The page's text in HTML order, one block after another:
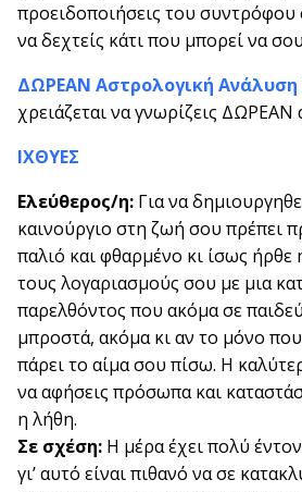
προειδοποιήσεις του συντρόφου
να δεχτείς κάτι που μπορεί να
ΔΩΡΕΑΝ Αστρολογική Ανάλυση
χρειάζεται να γνωρίζεις
ΙΧΘΥΕΣ
Ελεύθερος/η: Για να
καινούργιο στη ζωή σου πρέπει
παλιό και φθαρμένο κι ίσως ήρθε
τους λογαριασμούς σου με μια
παρελθόντος που ακόμα σε
μπροστά, ακόμα κι αν το μόνο που
πάρει το αίμα σου πίσω. Η
να αφήσεις πρόσωπα και
η λήθη.
Σε σχέση: Η μέρα έχει πολύ
γι’ αυτό είναι πιθανό να σε